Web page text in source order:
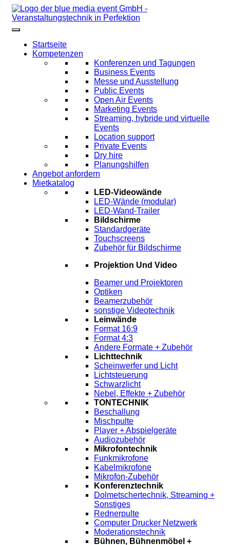
Startseite
Kompetenzen
Konferenzen und Tagungen
Business Events
Messe und Ausstellung
Public Events
Open Air Events
Marketing Events
Streaming, hybride und virtuelle
Events
Location support
Private Events
Dry hire
Planungshilfen
Angebot anfordern
Mietkatalog
LED-Videowände
LED-Wände (modular)
LED-Wand-Trailer
Bildschirme
Standardgeräte
Touchscreens
Zubehör für Bildschirme
Projektion Und Video
Beamer und Projektoren
Optiken
Beamerzubehör
sonstige Videotechnik
Leinwände
Format 16:9
Format 4:3
Andere Formate + Zubehör
Lichttechnik
Scheinwerfer und Licht
Lichtsteuerung
Schwarzlicht
Nebel, Effekte + Zubehör
TONTECHNIK
Beschallung
Mischpulte
Player + Abspielgeräte
Audiozubehör
Mikrofontechnik
Funkmikrofone
Kabelmikrofone
Mikrofon-Zubehör
Konferenztechnik
Dolmetschertechnik, Streaming +
Sonstiges
Rednerpulte
Computer Drucker Netzwerk
Moderationstechnik
Bühnen, Bühnenmöbel +